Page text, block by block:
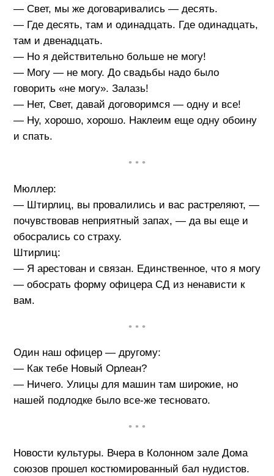
— Свет, мы же договаривались — десять.
— Где десять, там и одинадцать. Где одинадцать,
там и двенадцать.
— Но я действительно больше не могу!
— Могу — не могу. До свадьбы надо было
говорить «не могу». Залазь!
— Нет, Свет, давай договоримся — одну и все!
— Ну, хорошо, хорошо. Наклеим еще одну обоину
и спать.
• • •
Мюллер:
— Штирлиц, вы провалились и вас растреляют, —
почувствовав неприятный запах, — да вы еще и
обосрались со страху.
Штирлиц:
— Я арестован и связан. Единственное, что я могу
— обосрать форму офицера СД из ненависти к
вам.
• • •
Один наш офицер — другому:
— Как тебе Новый Орлеан?
— Ничего. Улицы для машин там широкие, но
нашей подлодке было все-же тесновато.
• • •
Новости культуры. Вчера в Колонном зале Дома
союзов прошел костюмированный бал нудистов.